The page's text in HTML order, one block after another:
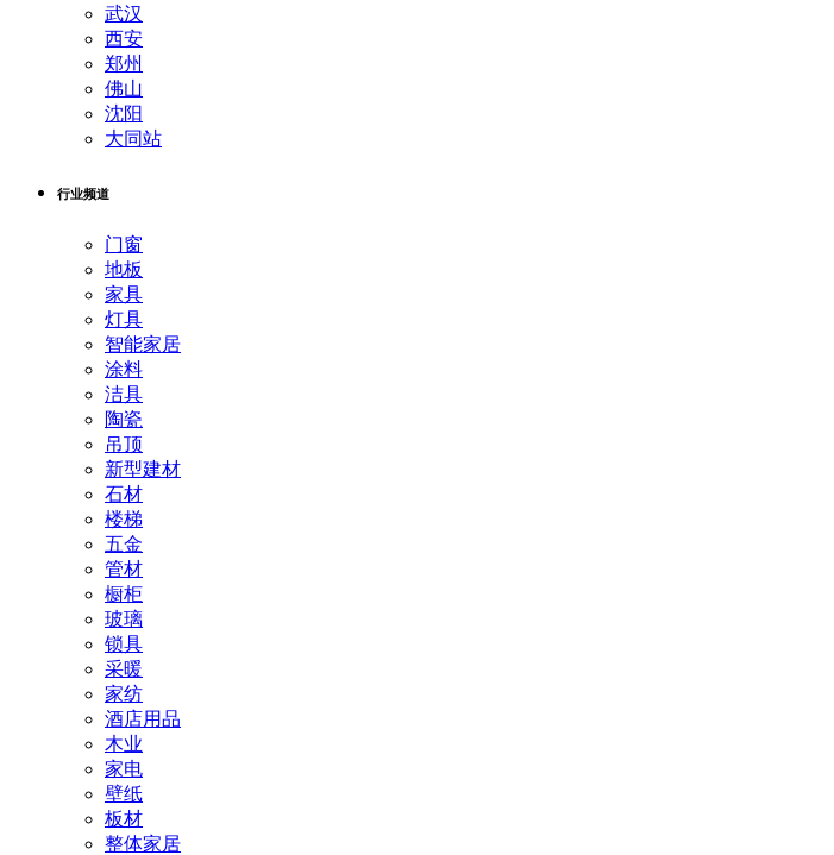
武汉
西安
郑州
佛山
沈阳
大同站
行业频道
门窗
地板
家具
灯具
智能家居
涂料
洁具
陶瓷
吊顶
新型建材
石材
楼梯
五金
管材
橱柜
玻璃
锁具
采暖
家纺
酒店用品
木业
家电
壁纸
板材
整体家居